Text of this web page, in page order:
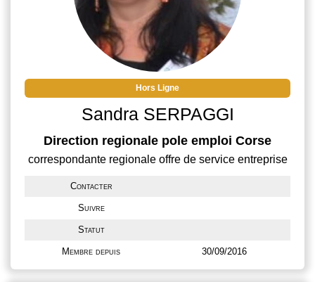
Hors Ligne
Sandra SERPAGGI
Direction regionale pole emploi Corse
correspondante regionale offre de service entreprise
Contacter
Suivre
Statut
Membre depuis 30/09/2016